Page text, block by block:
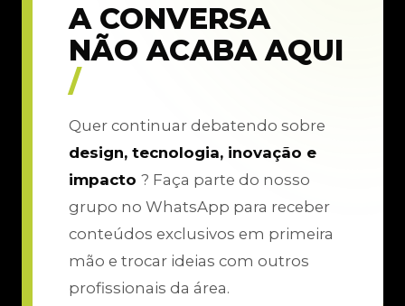
A CONVERSA
NÃO ACABA AQUI
/
Quer continuar debatendo sobre
design, tecnologia, inovação e
impacto ? Faça parte do nosso
grupo no WhatsApp para receber
conteúdos exclusivos em primeira
mão e trocar ideias com outros
profissionais da área.